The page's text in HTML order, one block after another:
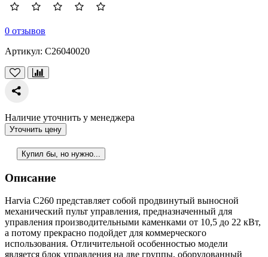
0 отзывов
Артикул: C26040020
Наличие уточнить у менеджера
Уточнить цену
Купил бы, но нужно...
Описание
Harvia C260 представляет собой продвинутый выносной
механический пульт управления, предназначенный для
управления производительными каменками от 10,5 до 22 кВт,
а потому прекрасно подойдет для коммерческого
использования. Отличительной особенностью модели
является блок управления на две группы, оборудованный